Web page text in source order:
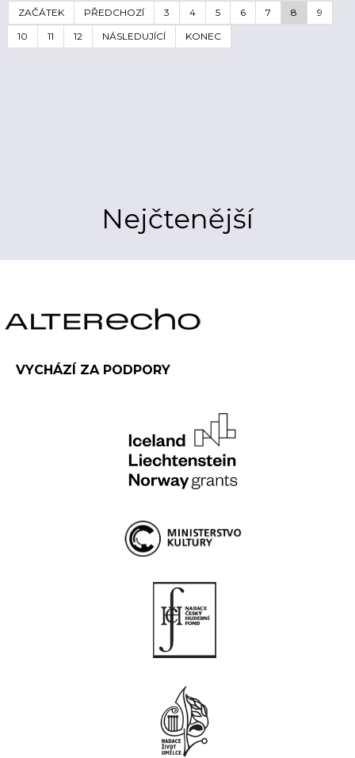
ZAČÁTEK PŘEDCHOZÍ 3 4 5 6 7 8
9
10
11 12 NÁSLEDUJÍCÍ KONEC
Nejčtenější
VYCHÁZÍ ZA PODPORY